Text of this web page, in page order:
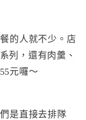
的人就不少。店
列，還有肉羹、
元囉～
是直接去排隊